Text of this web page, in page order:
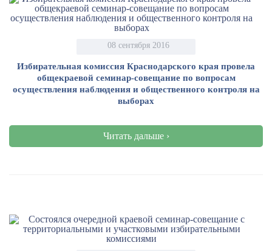
08 сентября 2016
Избирательная комиссия Краснодарского края провела
общекраевой семинар-совещание по вопросам
осуществления наблюдения и общественного контроля на
выборах
Читать дальше ›